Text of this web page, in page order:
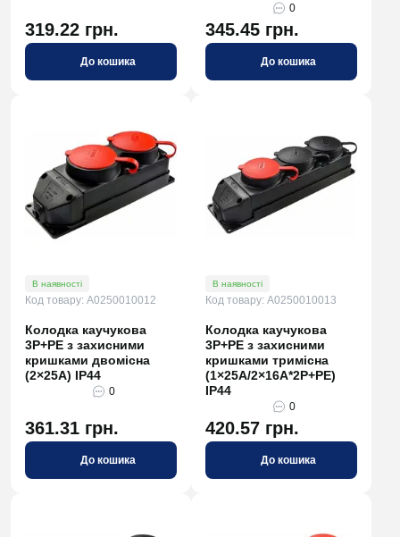
319.22 грн.
До кошика
0
345.45 грн.
До кошика
В наявності
Код товару: A0250010012
Колодка каучукова
3Р+РЕ з захисними
кришками двомісна
(2×25А) IP44
0
361.31 грн.
До кошика
В наявності
Код товару: A0250010013
Колодка каучукова
3Р+РЕ з захисними
кришками тримісна
(1×25А/2×16A*2P+PE)
IP44
0
420.57 грн.
До кошика